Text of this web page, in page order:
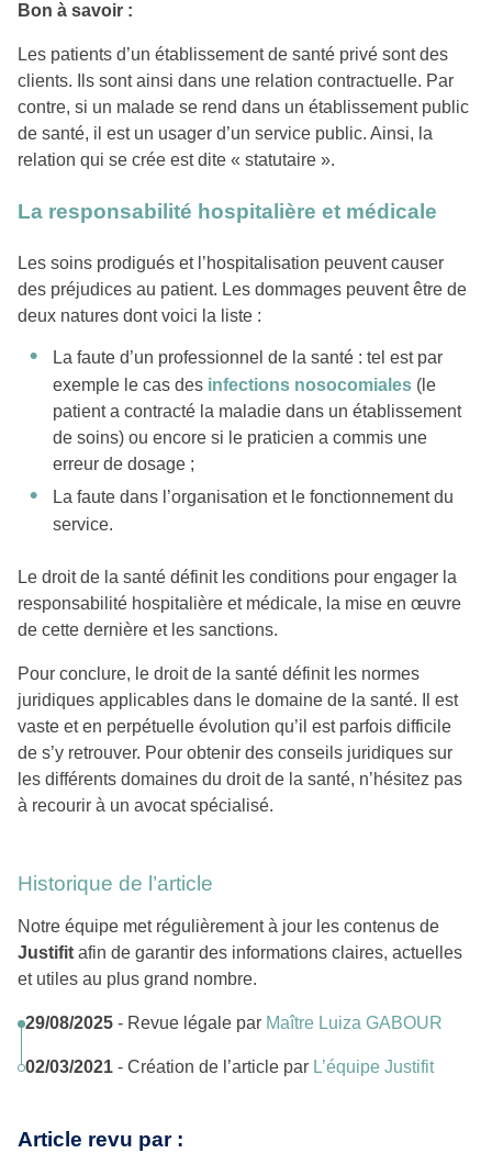
Bon à savoir :
Les patients d’un établissement de santé privé sont des
clients. Ils sont ainsi dans une relation contractuelle. Par
contre, si un malade se rend dans un établissement public
de santé, il est un usager d’un service public. Ainsi, la
relation qui se crée est dite « statutaire ».
La responsabilité hospitalière et médicale
Les soins prodigués et l’hospitalisation peuvent causer
des préjudices au patient. Les dommages peuvent être de
deux natures dont voici la liste :
La faute d’un professionnel de la santé : tel est par
exemple le cas des infections nosocomiales (le
patient a contracté la maladie dans un établissement
de soins) ou encore si le praticien a commis une
erreur de dosage ;
La faute dans l’organisation et le fonctionnement du
service.
Le droit de la santé définit les conditions pour engager la
responsabilité hospitalière et médicale, la mise en œuvre
de cette dernière et les sanctions.
Pour conclure, le droit de la santé définit les normes
juridiques applicables dans le domaine de la santé. Il est
vaste et en perpétuelle évolution qu’il est parfois difficile
de s’y retrouver. Pour obtenir des conseils juridiques sur
les différents domaines du droit de la santé, n’hésitez pas
à recourir à un avocat spécialisé.
Historique de l’article
Notre équipe met régulièrement à jour les contenus de
Justifit afin de garantir des informations claires, actuelles
et utiles au plus grand nombre.
29/08/2025 - Revue légale par Maître Luiza GABOUR
02/03/2021 - Création de l’article par L’équipe Justifit
Article revu par :